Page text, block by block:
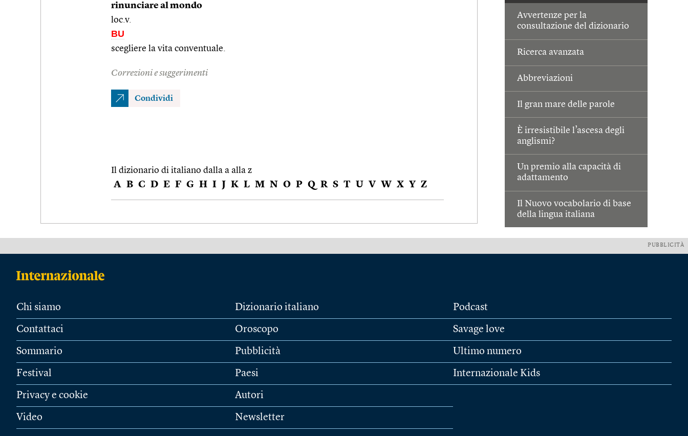
Avvertenze per la
consultazione del dizionario
Ricerca avanzata
Abbreviazioni
Il gran mare delle parole
È irresistibile l’ascesa degli
anglismi?
Un premio alla capacità di
adattamento
Il Nuovo vocabolario di base
della lingua italiana
rinunciare al mondo
loc.v.
BU
scegliere la vita conventuale.
Correzioni e suggerimenti
Condividi
Il dizionario di italiano dalla a alla z
A B C D E F G H I J K L M N O P Q R S T U V W X Y Z
PUBBLICITÀ
Chi siamo
Contattaci
Sommario
Festival
Privacy e cookie
Video
Dizionario italiano
Oroscopo
Pubblicità
Paesi
Autori
Newsletter
Podcast
Savage love
Ultimo numero
Internazionale Kids